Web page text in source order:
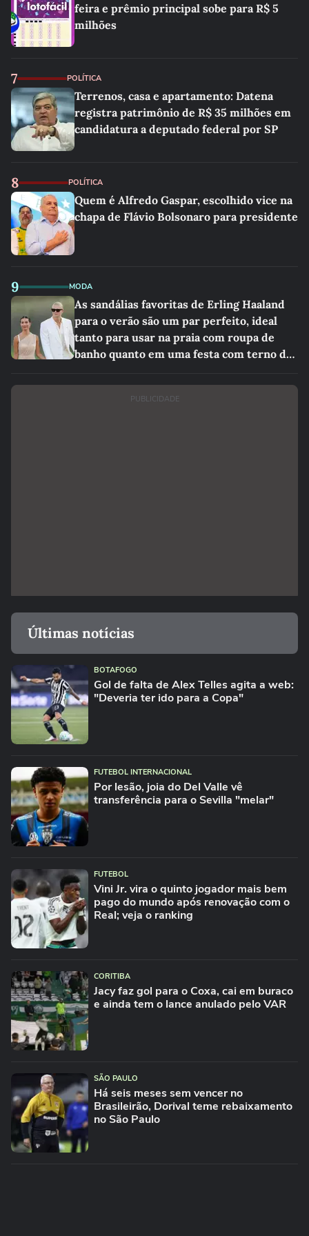
feira e prêmio principal sobe para R$ 5
milhões
7 POLÍTICA
Terrenos, casa e apartamento: Datena
registra patrimônio de R$ 35 milhões em
candidatura a deputado federal por SP
8 POLÍTICA
Quem é Alfredo Gaspar, escolhido vice na
chapa de Flávio Bolsonaro para presidente
9 MODA
As sandálias favoritas de Erling Haaland
para o verão são um par perfeito, ideal
tanto para usar na praia com roupa de
banho quanto em uma festa com terno de
PUBLICIDADE
Últimas notícias
BOTAFOGO
Gol de falta de Alex Telles agita a web:
"Deveria ter ido para a Copa"
FUTEBOL INTERNACIONAL
Por lesão, joia do Del Valle vê
transferência para o Sevilla "melar"
FUTEBOL
Vini Jr. vira o quinto jogador mais bem
pago do mundo após renovação com o
Real; veja o ranking
CORITIBA
Jacy faz gol para o Coxa, cai em buraco
e ainda tem o lance anulado pelo VAR
SÃO PAULO
Há seis meses sem vencer no
Brasileirão, Dorival teme rebaixamento
no São Paulo